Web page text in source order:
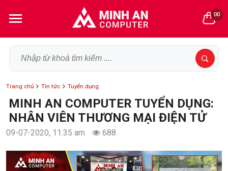
00
Trang chủ Tin tức Tuyển dụng
MINH AN COMPUTER TUYỂN DỤNG:
NHÂN VIÊN THƯƠNG MẠI ĐIỆN TỬ
09-07-2020, 11:35 am 688